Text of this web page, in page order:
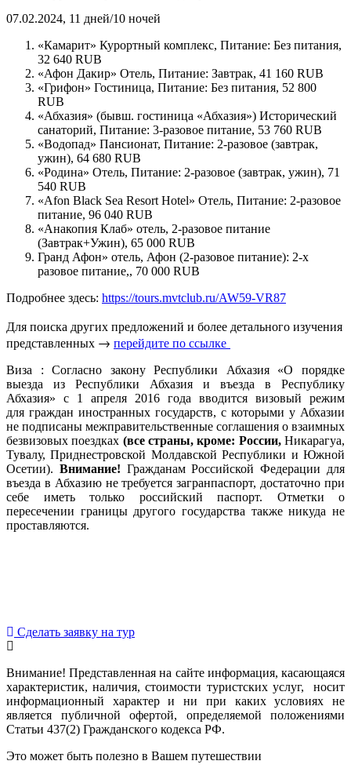
07.02.2024, 11 дней/10 ночей
«Камарит» Курортный комплекс, Питание: Без питания,
32 640 RUB
«Афон Дакир» Отель, Питание: Завтрак, 41 160 RUB
«Грифон» Гостиница, Питание: Без питания, 52 800
RUB
«Абхазия» (бывш. гостиница «Абхазия») Исторический
санаторий, Питание: 3-разовое питание, 53 760 RUB
«Водопад» Пансионат, Питание: 2-разовое (завтрак,
ужин), 64 680 RUB
«Родина» Отель, Питание: 2-разовое (завтрак, ужин), 71
540 RUB
«Afon Black Sea Resort Hotel» Отель, Питание: 2-разовое
питание, 96 040 RUB
«Анакопия Клаб» отель, 2-разовое питание
(Завтрак+Ужин), 65 000 RUB
Гранд Афон» отель, Афон (2-разовое питание): 2-х
разовое питание,, 70 000 RUB
Подробнее здесь: https://tours.mvtclub.ru/AW59-VR87
Для поиска других предложений и более детального изучения
представленных → перейдите по ссылке
Виза : Согласно закону Республики Абхазия «О порядке
выезда из Республики Абхазия и въезда в Республику
Абхазия» с 1 апреля 2016 года вводится визовый режим
для граждан иностранных государств, с которыми у Абхазии
не подписаны межправительственные соглашения о взаимных
безвизовых поездках (все страны, кроме: России,Никарагуа,
Тувалу, Приднестровской Молдавской Республики и Южной
Осетии). Внимание! Гражданам Российской Федерации для
въезда в Абхазию не требуется загранпаспорт, достаточно при
себе иметь только российский паспорт. Отметки о
пересечении границы другого государства также никуда не
проставляются.
Сделать заявку на тур
Внимание! Представленная на сайте информация, касающаяся
характеристик, наличия, стоимости туристских услуг, носит
информационный характер и ни при каких условиях не
является публичной офертой, определяемой положениями
Статьи 437(2) Гражданского кодекса РФ.
Это может быть полезно в Вашем путешествии